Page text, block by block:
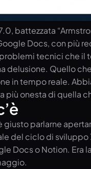
battezzata
Docs, con più
tecnici che il
delusione. Quello
in tempo reale.
onesta di quella
parlarne
del ciclo di
Docs o Notion.